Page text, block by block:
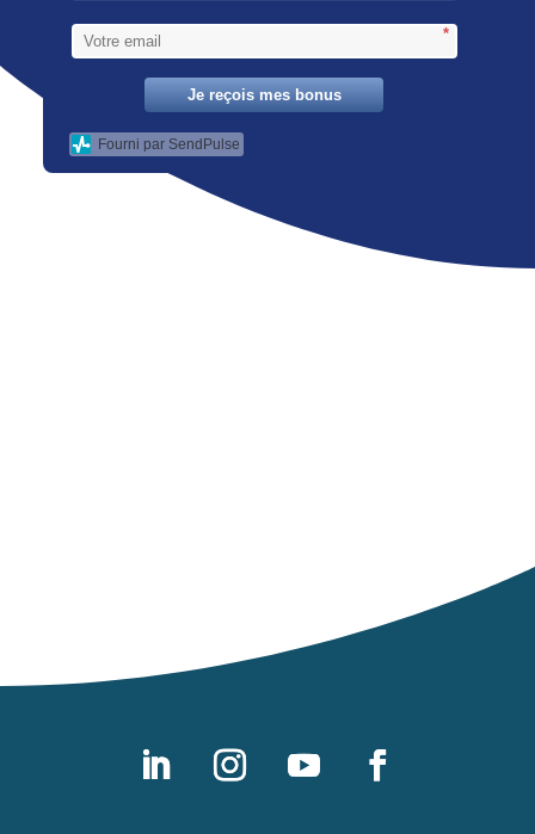
*
Je reçois mes bonus
Fourni par SendPulse